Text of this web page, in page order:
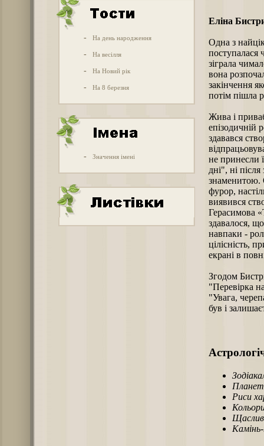
- На день народження
- На весілля
- На Новий рік
- На 8 березня
- Значення імені
Еліна
Одна з
поступалася
зіграла
вона
закінчення
потім пішла
Жива і
епізодичній
здавався
не принесли
дні", ні
знаменитою.
фурор,
виявився
Герасимова
здавалося,
навпаки -
цілісність,
екрані в
Згодом
"Перевірка
"Увага,
був і
Риси